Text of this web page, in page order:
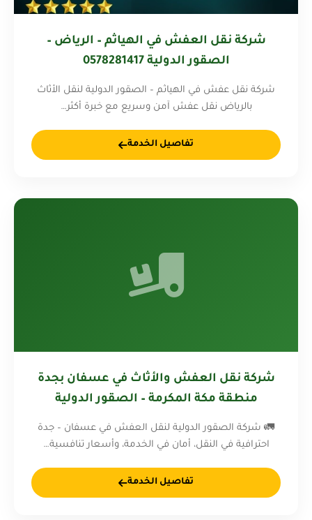
شركة نقل العفش في الهياثم – الرياض –
الصقور الدولية 0578281417
شركة نقل عفش في الهياثم – الصقور الدولية لنقل الأثاث
بالرياض نقل عفش آمن وسريع مع خبرة أكثر…
تفاصيل الخدمة
شركة نقل العفش والأثاث في عسفان بجدة
منطقة مكة المكرمة – الصقور الدولية
0578281417
🚛 شركة الصقور الدولية لنقل العفش في عسفان – جدة
احترافية في النقل، أمان في الخدمة، وأسعار تنافسية…
تفاصيل الخدمة